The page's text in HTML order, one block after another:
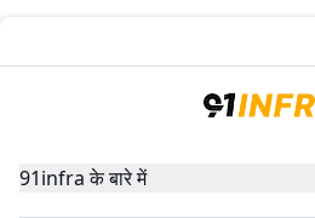
91infra के बारे में